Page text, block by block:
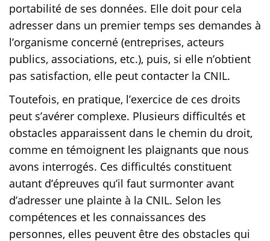
portabilité de ses données. Elle doit pour cela
adresser dans un premier temps ses demandes à
l’organisme concerné (entreprises, acteurs
publics, associations, etc.), puis, si elle n’obtient
pas satisfaction, elle peut contacter la CNIL.
Toutefois, en pratique, l’exercice de ces droits
peut s’avérer complexe. Plusieurs difficultés et
obstacles apparaissent dans le chemin du droit,
comme en témoignent les plaignants que nous
avons interrogés. Ces difficultés constituent
autant d’épreuves qu’il faut surmonter avant
d’adresser une plainte à la CNIL. Selon les
compétences et les connaissances des
personnes, elles peuvent être des obstacles qui